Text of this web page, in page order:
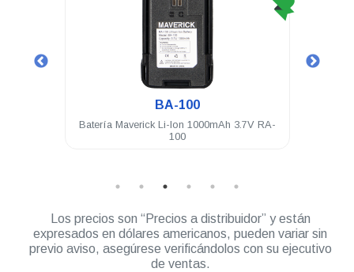
BA-100
Batería Maverick Li-Ion 1000mAh 3.7V RA-
100
Los precios son “Precios a distribuidor” y están
expresados en dólares americanos, pueden variar sin
previo aviso, asegúrese verificándolos con su ejecutivo
de ventas.